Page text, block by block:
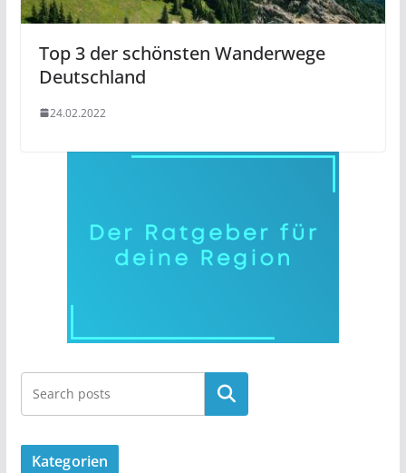
Top 3 der schönsten Wanderwege
Deutschland
24.02.2022
Kategorien